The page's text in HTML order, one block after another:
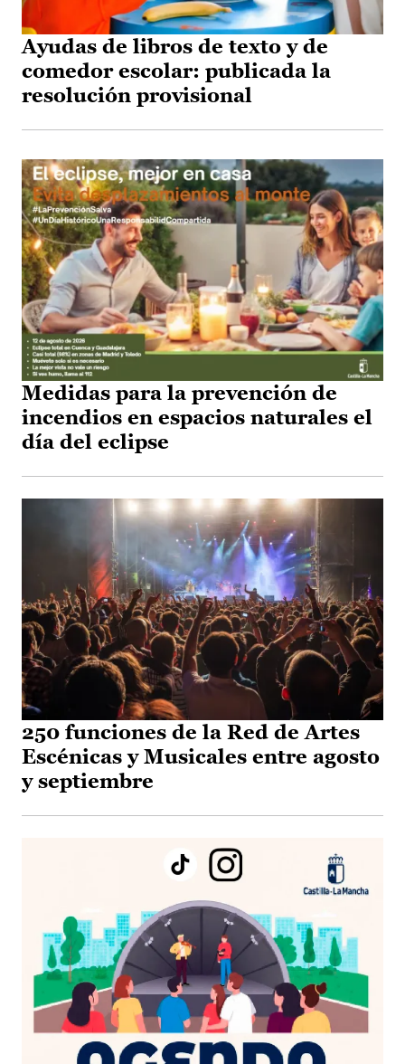
Ayudas de libros de texto y de
comedor escolar: publicada la
resolución provisional
Medidas para la prevención de
incendios en espacios naturales el
día del eclipse
250 funciones de la Red de Artes
Escénicas y Musicales entre agosto
y septiembre